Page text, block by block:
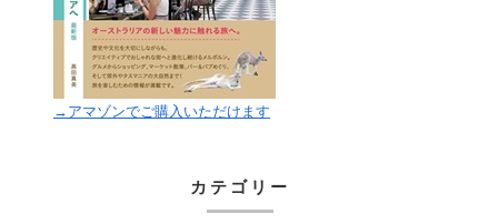
→アマゾンでご購入いただけます
カテゴリー